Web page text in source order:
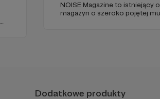
NOISE Magazine to istniejący
magazyn o szeroko pojętej
Dodatkowe produkty